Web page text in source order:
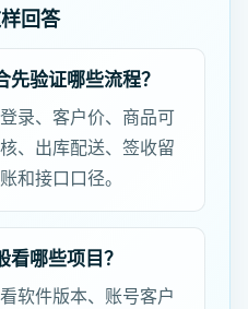
回答
验证哪些流程？
录、客户价、商品可
、出库配送、签收留
和接口口径。
哪些项目？
软件版本、账号客户